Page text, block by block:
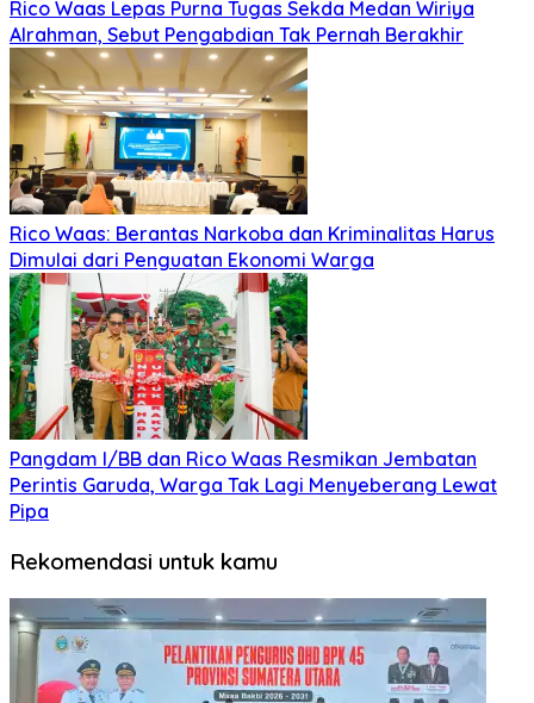
Rico Waas Lepas Purna Tugas Sekda Medan Wiriya
Alrahman, Sebut Pengabdian Tak Pernah Berakhir
Rico Waas: Berantas Narkoba dan Kriminalitas Harus
Dimulai dari Penguatan Ekonomi Warga
Pangdam I/BB dan Rico Waas Resmikan Jembatan
Perintis Garuda, Warga Tak Lagi Menyeberang Lewat
Pipa
Rekomendasi untuk kamu